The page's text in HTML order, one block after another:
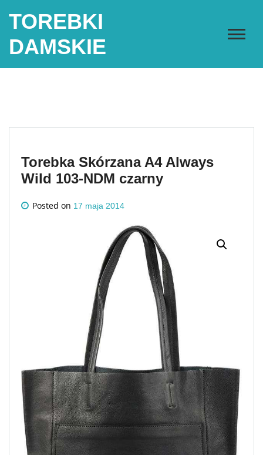
TOREBKI
DAMSKIE
Torebka Skórzana A4 Always
Wild 103-NDM czarny
Posted on 17 maja 2014